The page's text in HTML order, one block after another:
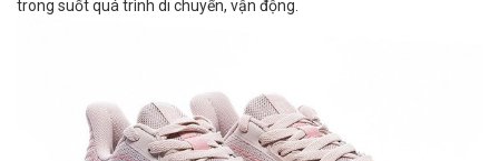
trong suốt quá trình di chuyển, vận động.